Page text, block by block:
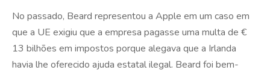
No passado, Beard representou a Apple em um caso em
que a UE exigiu que a empresa pagasse uma multa de €
13 bilhões em impostos porque alegava que a Irlanda
havia lhe oferecido ajuda estatal ilegal. Beard foi bem-